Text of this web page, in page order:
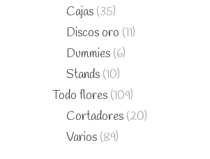
Cajas (35)
Discos oro (11)
Dummies (6)
Stands (10)
Todo flores (109)
Cortadores (20)
Varios (89)